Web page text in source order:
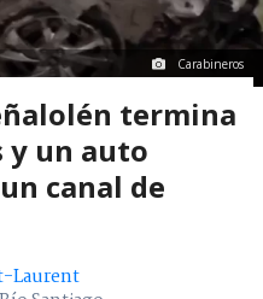
Carabineros
termina
y un auto
canal de
Laurent